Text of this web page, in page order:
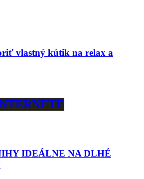
vlastný kútik na relax a
IDEÁLNE NA DLHÉ